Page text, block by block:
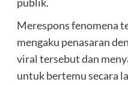
Merespons fenomena
mengaku penasaran
viral tersebut dan
untuk bertemu secara